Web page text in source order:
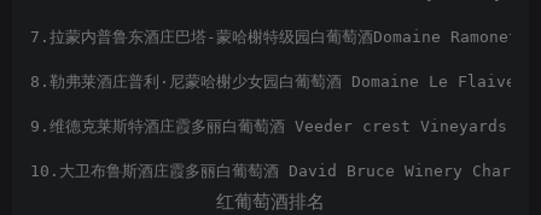
7.拉蒙内普鲁东酒庄巴塔-蒙哈榭特级园白葡萄酒Domaine
8.勒弗莱酒庄普利·尼蒙哈榭少女园白葡萄酒 Domaine Le
9.维德克莱斯特酒庄霞多丽白葡萄酒 Veeder crest Vineyards
10.大卫布鲁斯酒庄霞多丽白葡萄酒 David Bruce Winery
红葡萄酒排名